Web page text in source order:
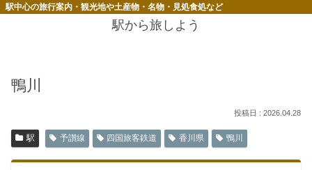
駅中心の旅行案内・観光地や土産物・名物・見処食処など
駅から旅しよう
鴨川
2026.04.28
駅 予讃線 四国旅客鉄道 香川県 鴨川